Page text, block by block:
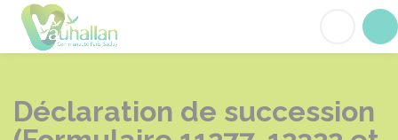
Déclaration de succession